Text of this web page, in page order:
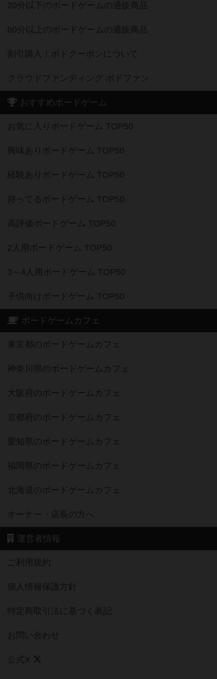
20分以下のボードゲームの通販商品
60分以上のボードゲームの通販商品
割引購入！ボドクーポンについて
クラウドファンディング ボドファン
おすすめボードゲーム
お気に入りボードゲーム TOP50
興味ありボードゲーム TOP50
経験ありボードゲーム TOP50
持ってるボードゲーム TOP50
高評価ボードゲーム TOP50
2人用ボードゲーム TOP50
3～4人用ボードゲーム TOP50
子供向けボードゲーム TOP50
ボードゲームカフェ
東京都のボードゲームカフェ
神奈川県のボードゲームカフェ
大阪府のボードゲームカフェ
京都府のボードゲームカフェ
愛知県のボードゲームカフェ
福岡県のボードゲームカフェ
北海道のボードゲームカフェ
オーナー・店長の方へ
運営者情報
ご利用規約
個人情報保護方針
特定商取引法に基づく表記
お問い合わせ
公式X